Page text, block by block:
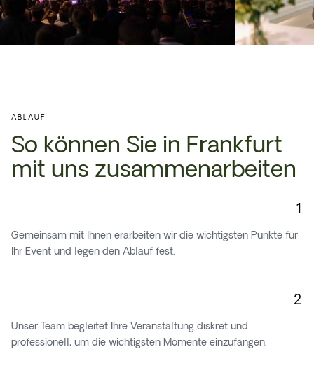
ABLAUF
So können Sie in Frankfurt
mit uns zusammenarbeiten
1
Gemeinsam mit Ihnen erarbeiten wir die wichtigsten Punkte für
Ihr Event und legen den Ablauf fest.
2
Unser Team begleitet Ihre Veranstaltung diskret und
professionell, um die wichtigsten Momente einzufangen.